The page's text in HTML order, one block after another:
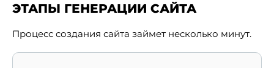
ЭТАПЫ ГЕНЕРАЦИИ САЙТА
Процесс создания сайта займет несколько минут.